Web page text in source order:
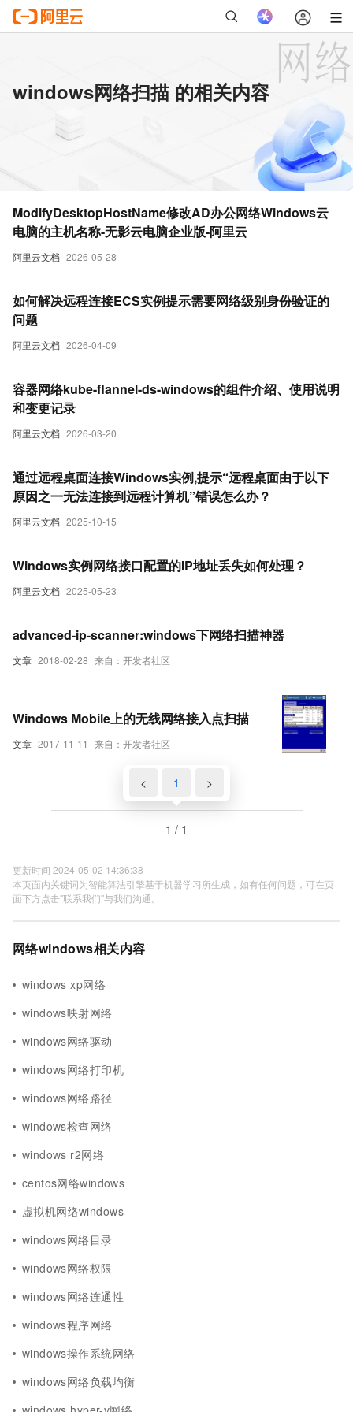
windows网络扫描 的相关内容
阿里云文档 2026-05-28
ModifyDesktopHostName修改AD办公网络Windows云
电脑的主机名称-无影云电脑企业版-阿里云
阿里云文档 2026-04-09
如何解决远程连接ECS实例提示需要网络级别身份验证的
问题
阿里云文档 2026-03-20
容器网络kube-flannel-ds-windows的组件介绍、使用说明
和变更记录
阿里云文档 2025-10-15
通过远程桌面连接Windows实例,提示“远程桌面由于以下
原因之一无法连接到远程计算机”错误怎么办？
阿里云文档 2025-05-23
Windows实例网络接口配置的IP地址丢失如何处理？
文章 2018-02-28 来自：开发者社区
advanced-ip-scanner:windows下网络扫描神器
文章 2017-11-11 来自：开发者社区
Windows Mobile上的无线网络接入点扫描
< 1 >
1 / 1
更新时间 2024-05-02 14:36:38
本页面内关键词为智能算法引擎基于机器学习所生成，如有任何问题，可在页
面下方点击"联系我们"与我们沟通。
网络windows相关内容
windows xp网络
windows映射网络
windows网络驱动
windows网络打印机
windows网络路径
windows检查网络
windows r2网络
centos网络windows
虚拟机网络windows
windows网络目录
windows网络权限
windows网络连通性
windows程序网络
windows操作系统网络
windows网络负载均衡